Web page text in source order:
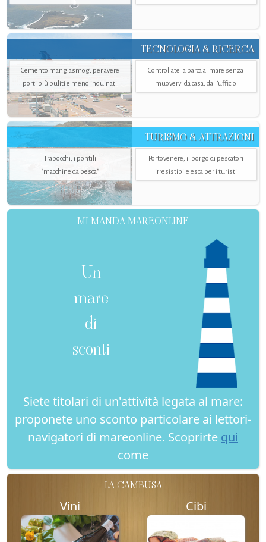
TECNOLOGIA & RICERCA
Cemento mangiasmog, per avere
porti più puliti e meno inquinati
Controllate la barca al mare senza
muovervi da casa, dall’ufficio
TURISMO & ATTRAZIONI
Trabocchi, i pontili
"macchine da pesca"
Portovenere, il borgo di pescatori
irresistibile esca per i turisti
MI MANDA MAREONLINE
Un
mare
di
sconti
Siete titolari di un'attività legata al mare:
proponete uno sconto particolare ai lettori-
navigatori di mareonline. Scoprirte qui
come
LA CAMBUSA
Vini Cibi